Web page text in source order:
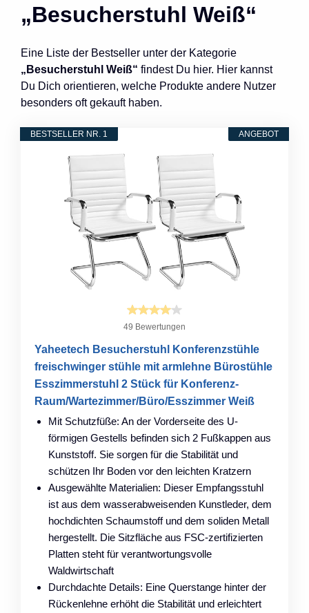
„Besucherstuhl Weiß“
Eine Liste der Bestseller unter der Kategorie
„Besucherstuhl Weiß“ findest Du hier. Hier kannst
Du Dich orientieren, welche Produkte andere Nutzer
besonders oft gekauft haben.
ANGEBOT
BESTSELLER NR. 1
49 Bewertungen
Yaheetech Besucherstuhl Konferenzstühle
freischwinger stühle mit armlehne Bürostühle
Esszimmerstuhl 2 Stück für Konferenz-
Raum/Wartezimmer/Büro/Esszimmer Weiß
Mit Schutzfüße: An der Vorderseite des U-
förmigen Gestells befinden sich 2 Fußkappen aus
Kunststoff. Sie sorgen für die Stabilität und
schützen Ihr Boden vor den leichten Kratzern
Ausgewählte Materialien: Dieser Empfangsstuhl
ist aus dem wasserabweisenden Kunstleder, dem
hochdichten Schaumstoff und dem soliden Metall
hergestellt. Die Sitzfläche aus FSC-zertifizierten
Platten steht für verantwortungsvolle
Waldwirtschaft
Durchdachte Details: Eine Querstange hinter der
Rückenlehne erhöht die Stabilität und erleichtert